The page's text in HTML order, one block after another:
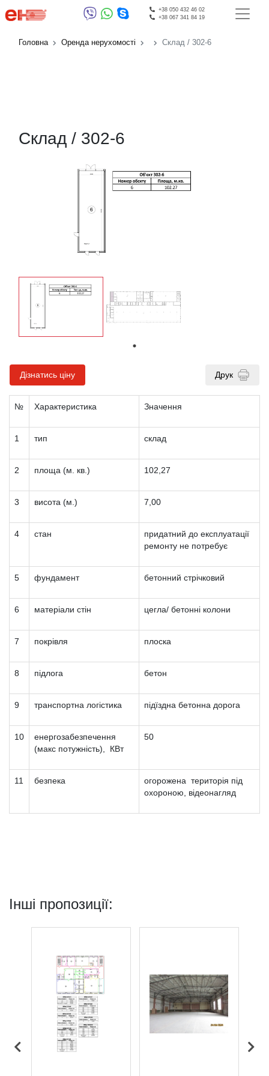
+38 050 432 46 02
+38 067 341 84 19
Головна Оренда нерухомості Склад / 302-6
Склад / 302-6
Дізнатись ціну Друк
№ Характеристика Значення
1 тип склад
2 площа (м. кв.) 102,27
3 висота (м.) 7,00
4 стан
придатний до експлуатації
ремонту не потребує
5 фундамент бетонний стрічковий
6 матеріали стін цегла/ бетонні колони
7 покрівля плоска
8 підлога бетон
9 транспортна логістика підїздна бетонна дорога
10
енергозабезпечення
(макс потужність), КВт
50
11 безпека
огорожена територія під
охороною, відеонагляд
Інші пропозиції: